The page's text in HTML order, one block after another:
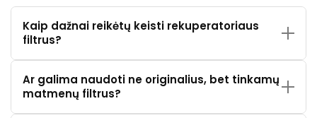
Kaip dažnai reikėtų keisti rekuperatoriaus
filtrus?
Ar galima naudoti ne originalius, bet tinkamų
matmenų filtrus?